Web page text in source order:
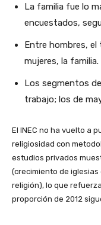
La familia fue lo
encuestados,
Entre hombres, el
mujeres, la familia.
Los segmentos
trabajo; los de
El INEC no ha vuelto a
religiosidad con
estudios privados
(crecimiento de
religión), lo que
proporción de 2012